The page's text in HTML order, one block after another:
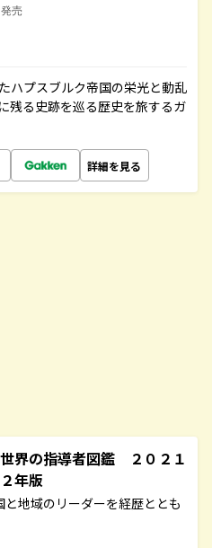
売
ハプスブルク帝国の栄光と動乱
残る史跡を巡る歴史を旅するガ
詳細を見る
界の指導者図鑑 ２０２１
年版
と地域のリーダーを経歴ととも